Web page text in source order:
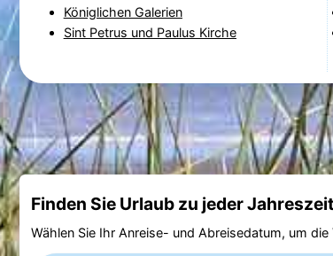
Königlichen Galerien
Sint Petrus und Paulus Kirche
Finden Sie Urlaub zu jeder Jahreszeit
Wählen Sie Ihr Anreise- und Abreisedatum, um